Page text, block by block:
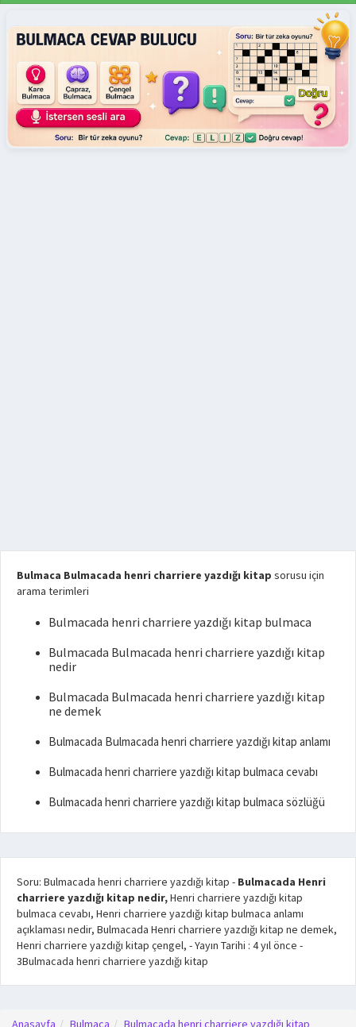
Bulmaca Bulmacada henri charriere yazdığı kitap sorusu için
arama terimleri
Bulmacada henri charriere yazdığı kitap bulmaca
Bulmacada Bulmacada henri charriere yazdığı kitap
nedir
Bulmacada Bulmacada henri charriere yazdığı kitap
ne demek
Bulmacada Bulmacada henri charriere yazdığı kitap anlamı
Bulmacada henri charriere yazdığı kitap bulmaca cevabı
Bulmacada henri charriere yazdığı kitap bulmaca sözlüğü
Soru: Bulmacada henri charriere yazdığı kitap - Bulmacada Henri
charriere yazdığı kitap nedir,Henri charriere yazdığı kitap
bulmaca cevabı, Henri charriere yazdığı kitap bulmaca anlamı
açıklaması nedir, Bulmacada Henri charriere yazdığı kitap ne demek,
Henri charriere yazdığı kitap çengel, - Yayın Tarihi : 4 yıl önce -
3Bulmacada henri charriere yazdığı kitap
Anasayfa Bulmaca Bulmacada henri charriere yazdığı kitap